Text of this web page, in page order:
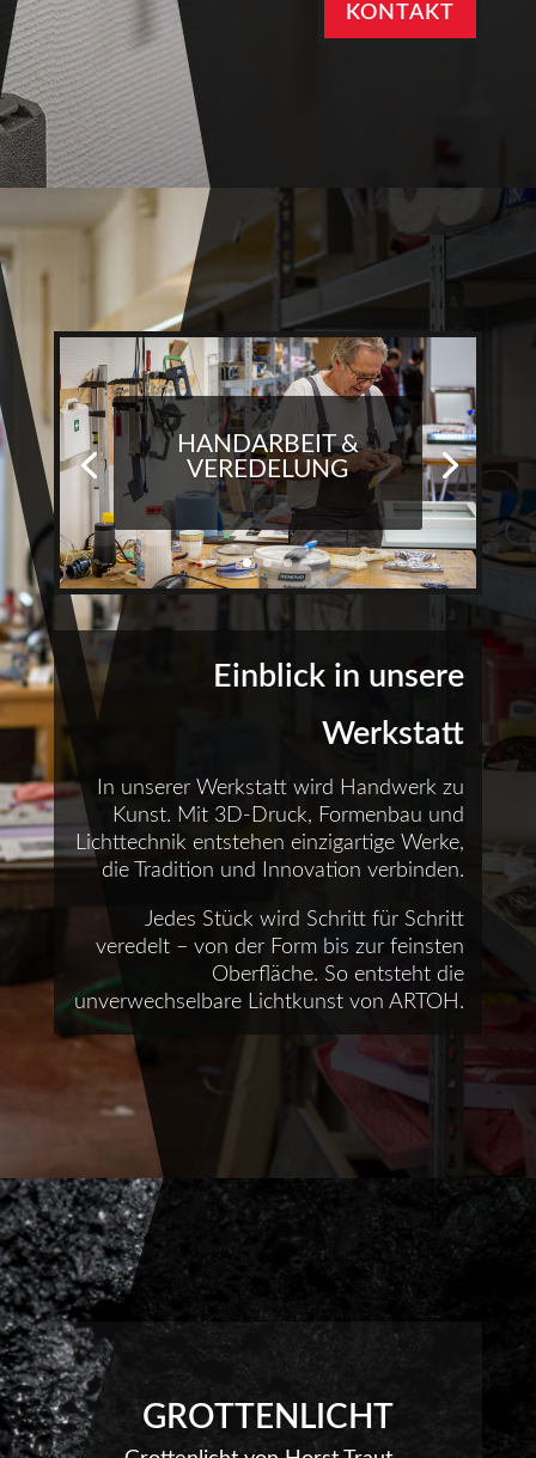
KONTAKT
HANDARBEIT &
VEREDELUNG
Einblick in unsere
Werkstatt
In unserer Werkstatt wird Handwerk zu
Kunst. Mit 3D-Druck, Formenbau und
Lichttechnik entstehen einzigartige Werke,
die Tradition und Innovation verbinden.
Jedes Stück wird Schritt für Schritt
veredelt – von der Form bis zur feinsten
Oberfläche. So entsteht die
unverwechselbare Lichtkunst von ARTOH.
GROTTENLICHT